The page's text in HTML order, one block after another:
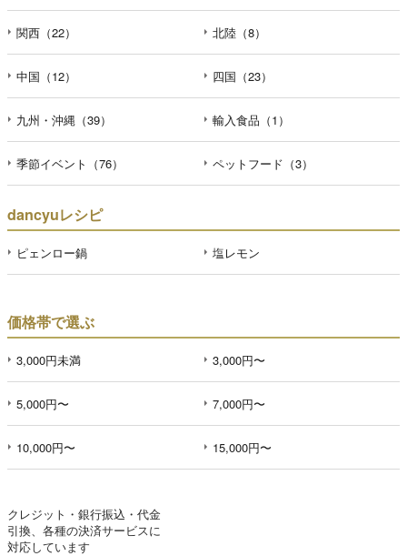
関西（22） 北陸（8）
中国（12） 四国（23）
九州・沖縄（39） 輸入食品（1）
季節イベント（76） ペットフード（3）
dancyuレシピ
ピェンロー鍋 塩レモン
価格帯で選ぶ
3,000円未満 3,000円〜
5,000円〜 7,000円〜
10,000円〜 15,000円〜
クレジット・銀行振込・代金
引換、各種の決済サービスに
対応しています